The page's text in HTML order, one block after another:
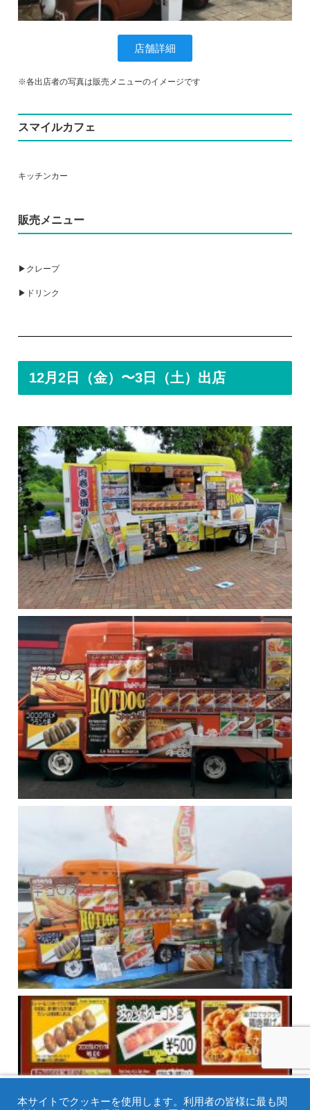
店舗詳細
※各出店者の写真は販売メニューのイメージです
スマイルカフェ
キッチンカー
販売メニュー
▶クレープ
▶ドリンク
12月2日（金）〜3日（土）出店
メニュー ホーム 検索 トップ